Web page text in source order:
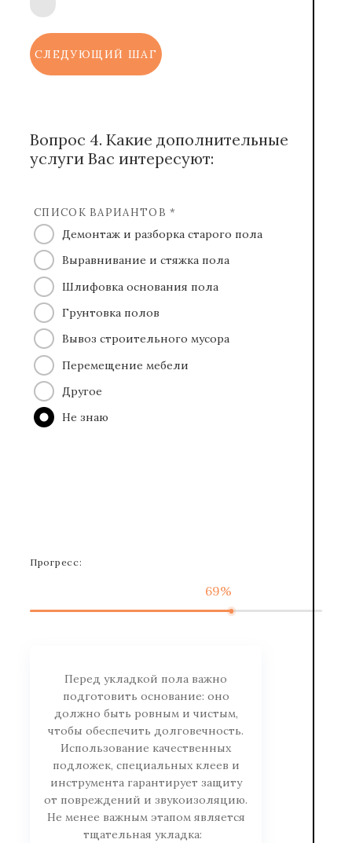
СЛЕДУЮЩИЙ ШАГ
Вопрос 4. Какие дополнительные
услуги Вас интересуют:
СПИСОК ВАРИАНТОВ *
Демонтаж и разборка старого пола
Выравнивание и стяжка пола
Шлифовка основания пола
Грунтовка полов
Вывоз строительного мусора
Перемещение мебели
Другое
Не знаю
Прогресс:
69%
Перед укладкой пола важно
подготовить основание: оно
должно быть ровным и чистым,
чтобы обеспечить долговечность.
Использование качественных
подложек, специальных клеев и
инструмента гарантирует защиту
от повреждений и звукоизоляцию.
Не менее важным этапом является
тщательная укладка: